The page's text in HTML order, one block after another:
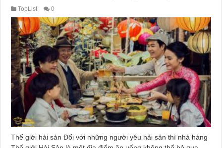
TopList 0
Thế giới hải sản Đối với những người yêu hải sản thì nhà hàng